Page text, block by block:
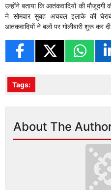
उन्होंने बताया कि आतंकवादियों की मौजूदगी
ने सोमवार सुबह अचबल इलाके की
आतंकवादियों ने बलों पर गोलीबारी शुरू कर
Tags:
About The